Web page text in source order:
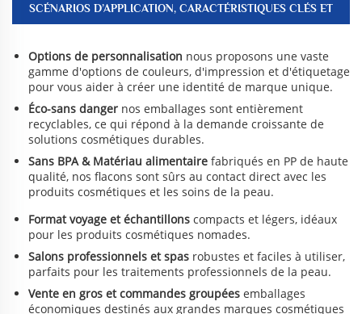
SCÉNARIOS D’APPLICATION, CARACTÉRISTIQUES CLÉS ET
Options de personnalisation nous proposons une vaste
gamme d'options de couleurs, d'impression et d'étiquetage
pour vous aider à créer une identité de marque unique.
Éco-sans danger nos emballages sont entièrement
recyclables, ce qui répond à la demande croissante de
solutions cosmétiques durables.
Sans BPA & Matériau alimentaire fabriqués en PP de haute
qualité, nos flacons sont sûrs au contact direct avec les
produits cosmétiques et les soins de la peau.
Format voyage et échantillons compacts et légers, idéaux
pour les produits cosmétiques nomades.
Salons professionnels et spas robustes et faciles à utiliser,
parfaits pour les traitements professionnels de la peau.
Vente en gros et commandes groupées emballages
économiques destinés aux grandes marques cosmétiques